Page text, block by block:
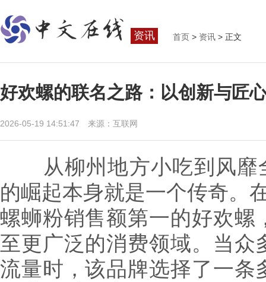
资讯 首页 > 资讯 > 正文
好欢螺的联名之路：以创新与匠
2026-05-19 14:51:47 来源：互联网
从柳州地方小吃到风靡
的崛起本身就是一个传奇。
螺蛳粉销售额第一的好欢
至更广泛的消费领域。当
流量时，该品牌选择了一条